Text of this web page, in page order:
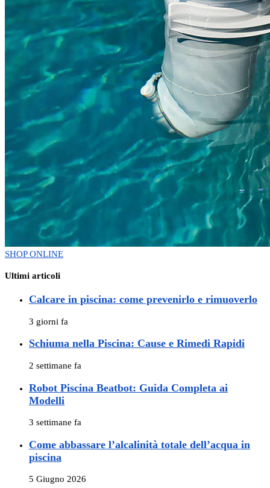
SHOP ONLINE
Ultimi articoli
Calcare in piscina: come prevenirlo e rimuoverlo
3 giorni fa
Schiuma nella Piscina: Cause e Rimedi Rapidi
2 settimane fa
Robot Piscina Beatbot: Guida Completa ai
Modelli
3 settimane fa
Come abbassare l’alcalinità totale dell’acqua in
piscina
5 Giugno 2026